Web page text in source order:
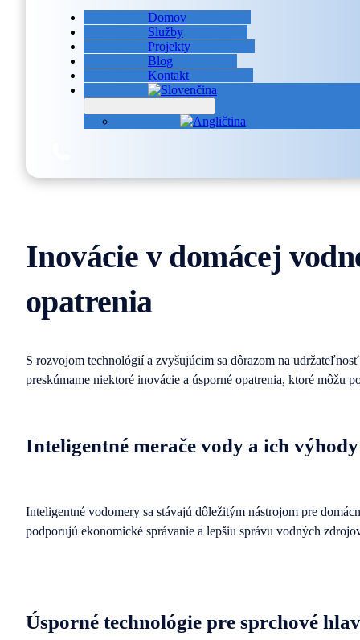
Domov
Služby
Projekty
Blog
Kontakt
Inovácie v domácej
opatrenia
S rozvojom technológií a zvyšujúcim sa dôrazom na
preskúmame niektoré inovácie a úsporné opatrenia, ktoré môžu
Inteligentné merače vody a ich
Inteligentné vodomery sa stávajú dôležitým nástrojom pre
podporujú ekonomické správanie a lepšiu správu vodných
Úsporné technológie pre sprchové